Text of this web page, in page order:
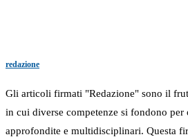
redazione
Gli articoli firmati "Redazione" sono il
in cui diverse competenze si fondono
approfondite e multidisciplinari. Questa